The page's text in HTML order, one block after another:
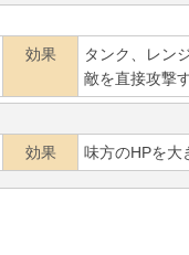
効果
タンク、レン
敵を直接攻撃
効果 味方のHPを大